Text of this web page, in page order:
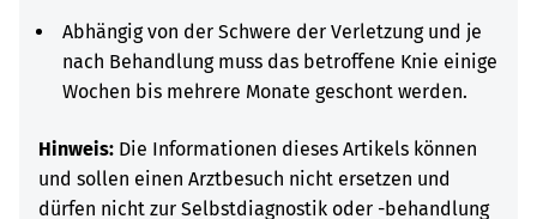
Abhängig von der Schwere der Verletzung und je
nach Behandlung muss das betroffene Knie einige
Wochen bis mehrere Monate geschont werden.
Hinweis: Die Informationen dieses Artikels können
und sollen einen Arztbesuch nicht ersetzen und
dürfen nicht zur Selbstdiagnostik oder -behandlung